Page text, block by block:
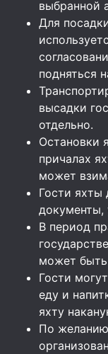
выбранной
Для
подняться
высадки
отдельно.
Остановки
причалах
может
Гости
документы,
В период
может быть
Гости
еду и
яхту
По